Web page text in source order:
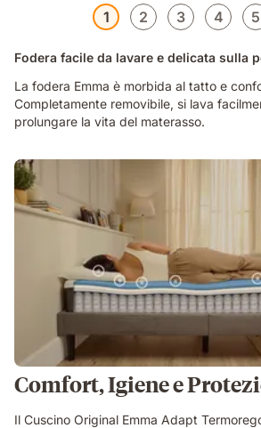
1 2 3 4 5
Fodera facile da lavare e delicata sulla
La fodera Emma è morbida al tatto e
Completamente removibile, si lava
prolungare la vita del materasso.
Comfort, Igiene e
Il Cuscino Original Emma Adapt